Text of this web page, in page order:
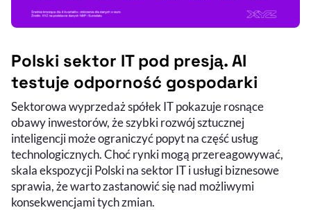
Polski sektor IT pod presją. AI
testuje odporność gospodarki
Sektorowa wyprzedaż spółek IT pokazuje rosnące
obawy inwestorów, że szybki rozwój sztucznej
inteligencji może ograniczyć popyt na część usług
technologicznych. Choć rynki mogą przereagowywać,
skala ekspozycji Polski na sektor IT i usługi biznesowe
sprawia, że warto zastanowić się nad możliwymi
konsekwencjami tych zmian.